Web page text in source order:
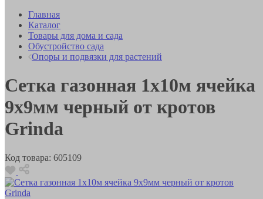
Главная
Каталог
Товары для дома и сада
Обустройство сада
Опоры и подвязки для растений
Сетка газонная 1х10м ячейка
9х9мм черный от кротов
Grinda
Код товара: 605109